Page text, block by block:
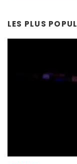
LES PLUS